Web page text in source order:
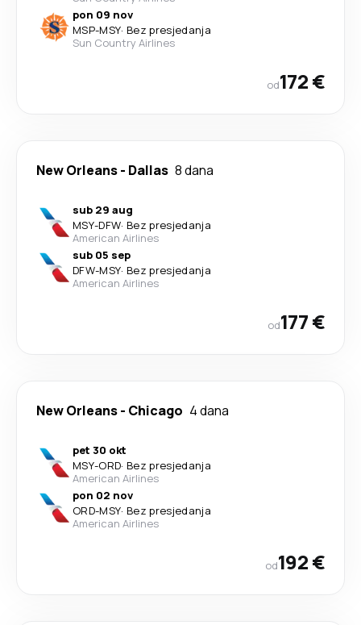
pon 09 nov
MSP-MSY· Bez presjedanja
Sun Country Airlines
od172 €
New Orleans- Dallas 8 dana
sub 29 aug
MSY-DFW· Bez presjedanja
American Airlines
sub 05 sep
DFW-MSY· Bez presjedanja
American Airlines
od177 €
New Orleans- Chicago 4 dana
pet 30 okt
MSY-ORD· Bez presjedanja
American Airlines
pon 02 nov
ORD-MSY· Bez presjedanja
American Airlines
od192 €